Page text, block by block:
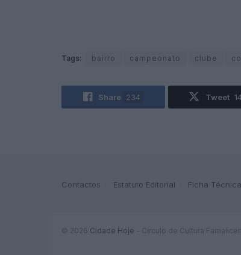
Tags: bairro campeonato clube
Share 234 Tweet
Contactos Estatuto Editorial Ficha Técnica
© 2026 Cidade Hoje - Circulo de Cultura